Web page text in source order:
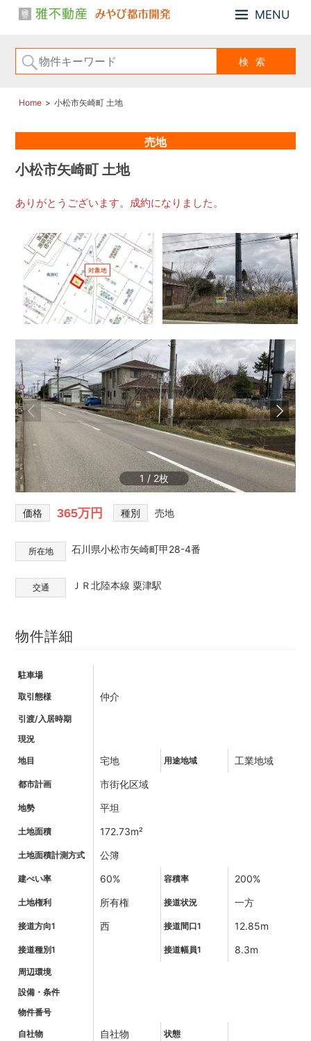
不
動
み
び
都
市
発
市、
能
市
「戸
住
宅、
宅
地、
売
土
地」
の
こ
と
雅
不
動
産・
み
や
び
都
市
発
MENU
Home 小松市矢崎町 土地
売地
小松市矢崎町 土地
ありがとうございます。成約になりました。
1 / 2
価格 365万円 種別 売地
所在地 石川県小松市矢崎町甲28-4番
交通 ＪＲ北陸本線 粟津駅
物件詳細
駐車場
取引態様 仲介
引渡/入居時期
現況
地目 宅地 用途地域 工業地域
都市計画 市街化区域
地勢 平坦
土地面積 172.73m²
土地面積計測方式 公簿
建ぺい率 60% 容積率 200%
土地権利 所有権 接道状況 一方
接道方向1 西 接道間口1 12.85m
接道種別1 接道幅員1 8.3m
周辺環境
設備・条件
物件番号
自社物 自社物 状態